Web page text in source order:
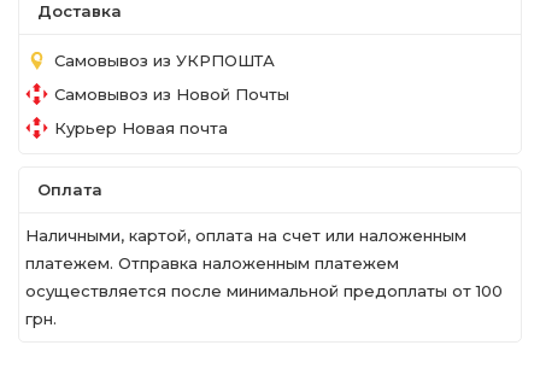
Доставка
Самовывоз из УКРПОШТА
Самовывоз из Новой Почты
Курьер Новая почта
Оплата
Наличными, картой, оплата на счет или наложенным
платежем. Отправка наложенным платежем
осуществляется после минимальной предоплаты от 100
грн.